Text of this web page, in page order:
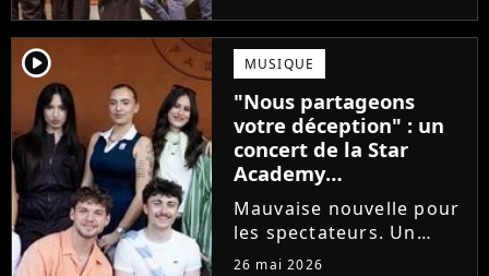
Ambre, une professeure
emblématique de la Star
Academy se positionne
pour enseigner le chant
aux...
player2 MUSIQUE
"Nous partageons
votre déception" : un
concert de la Star
Academy
définitivement annulé
Mauvaise nouvelle pour
les spectateurs. Un
concert de la Star
26 mai 2026